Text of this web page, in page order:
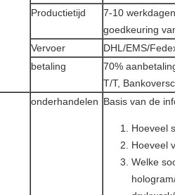
Productietijd
7-10
goedkeuring
Vervoer
DHL/EMS/
betaling
70%
T/T,
onderhandelen Basis van de
Hoeveel
Hoeveel
Welke